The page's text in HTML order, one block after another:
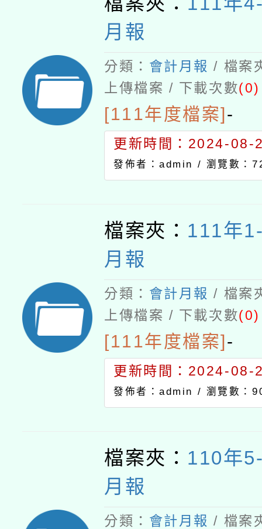
月報
分類： 會計月報 / 檔案
上傳檔案 / 下載次數(0)
[111年度檔案]-
更新時間：2024-08-
發佈者：admin / 瀏覽數：
檔案夾： 111年
月報
分類： 會計月報 / 檔案
上傳檔案 / 下載次數(0)
[111年度檔案]-
更新時間：2024-08-
發佈者：admin / 瀏覽數：
檔案夾： 110年
月報
分類： 會計月報 / 檔案